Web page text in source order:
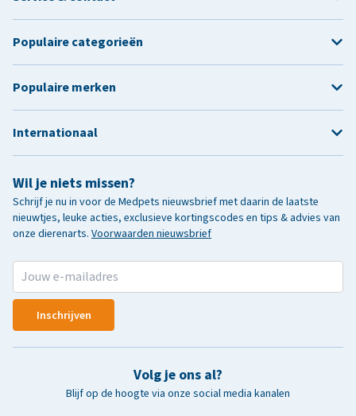
Wil je niets missen?
Schrijf je nu in voor de Medpets nieuwsbrief met daarin de laatste
nieuwtjes, leuke acties, exclusieve kortingscodes en tips & advies van
onze dierenarts. Voorwaarden nieuwsbrief
Inschrijven
Volg je ons al?
Blijf op de hoogte via onze social media kanalen
Populaire categorieën
Populaire merken
Internationaal